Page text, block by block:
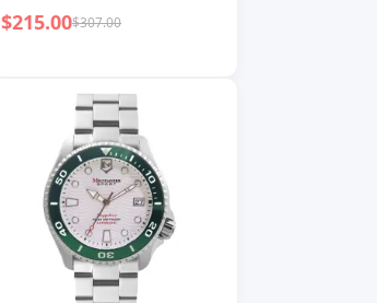
$215.00$307.00